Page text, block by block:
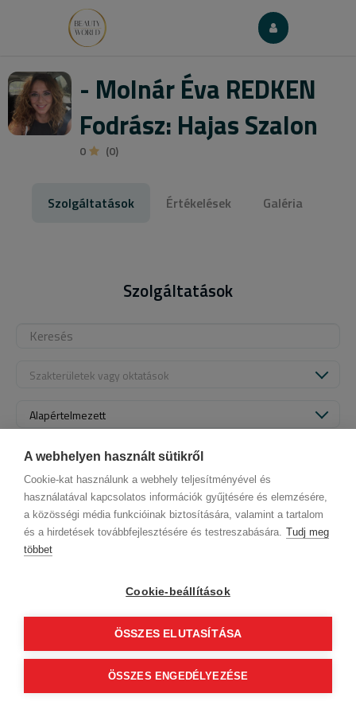
A webhelyen használt sütikről
Cookie-kat használunk a webhely teljesítményével és
használatával kapcsolatos információk gyűjtésére és elemzésére,
a közösségi média funkcióinak biztosítására, valamint a tartalom
és a hirdetések továbbfejlesztésére és testreszabására. Tudj meg
többet
Cookie-beállítások
ÖSSZES ELUTASÍTÁSA
ÖSSZES ENGEDÉLYEZÉSE
- Molnár Éva REDKEN
Fodrász: Hajas Szalon
0 (0)
Szolgáltatások Értékelések Galéria
Szolgáltatások
Szakterületek vagy oktatások
Alapértelmezett
© 2012 Beauty World Net Kft. Minden jog fenntartva.